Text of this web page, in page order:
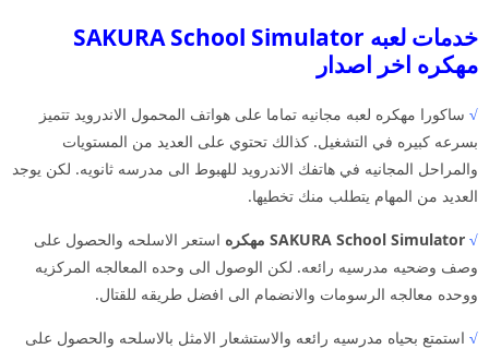
خدمات لعبه SAKURA School Simulator
مهكره اخر اصدار
√ ساكورا مهكره لعبه مجانيه تماما على هواتف المحمول الاندرويد تتميز
بسرعه كبيره في التشغيل. كذالك تحتوي على العديد من المستويات
والمراحل المجانيه في هاتفك الاندرويد للهبوط الى مدرسه ثانويه. لكن يوجد
العديد من المهام يتطلب منك تخطيها.
√ SAKURA School Simulator مهكره
استعر الاسلحه والحصول على
وصف وضحيه مدرسيه رائعه. لكن الوصول الى وحده المعالجه المركزيه
ووحده معالجه الرسومات والانضمام الى افضل طريقه للقتال.
√ استمتع بحياه مدرسيه رائعه والاستشعار الامثل بالاسلحه والحصول على